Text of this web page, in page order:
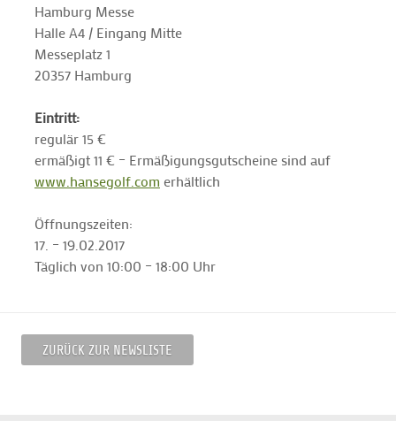
Hamburg Messe
Halle A4 / Eingang Mitte
Messeplatz 1
20357 Hamburg
Eintritt:
regulär 15 €
ermäßigt 11 € – Ermäßigungsgutscheine sind auf
www.hansegolf.com erhältlich
Öffnungszeiten:
17. – 19.02.2017
Täglich von 10:00 – 18:00 Uhr
ZURÜCK ZUR NEWSLISTE